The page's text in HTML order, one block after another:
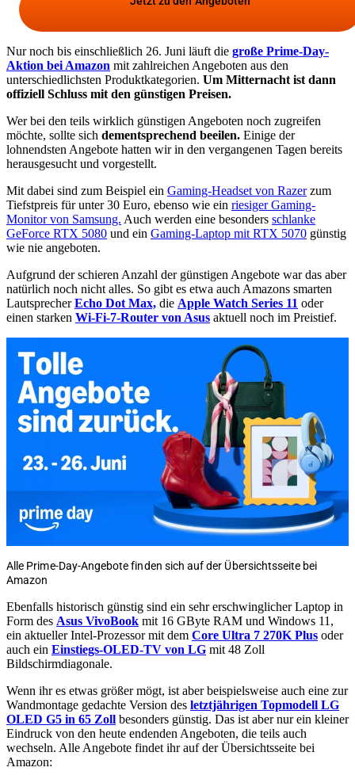
Nur noch bis einschließlich 26. Juni läuft die große Prime-Day-
Aktion bei Amazon mit zahlreichen Angeboten aus den
unterschiedlichsten Produktkategorien. Um Mitternacht ist dann
offiziell Schluss mit den günstigen Preisen.
Wer bei den teils wirklich günstigen Angeboten noch zugreifen
möchte, sollte sich dementsprechend beeilen. Einige der
lohnendsten Angebote hatten wir in den vergangenen Tagen bereits
herausgesucht und vorgestellt.
Mit dabei sind zum Beispiel ein Gaming-Headset von Razerzum
Tiefstpreis für unter 30 Euro, ebenso wie ein riesiger Gaming-
Monitor von Samsung. Auch werden eine besonders schlanke
GeForce RTX 5080 und ein Gaming-Laptop mit RTX 5070 günstig
wie nie angeboten.
Aufgrund der schieren Anzahl der günstigen Angebote war das aber
natürlich noch nicht alles. So gibt es etwa auch Amazons smarten
LautsprecherEcho Dot Max, die Apple Watch Series 11 oder
einen starken Wi-Fi-7-Router von Asus aktuell noch im Preistief.
Alle Prime-Day-Angebote finden sich auf der Übersichtsseite bei
Amazon
Ebenfalls historisch günstig sind ein sehr erschwinglicher Laptop in
Form des Asus VivoBook mit 16 GByte RAM und Windows 11,
ein aktueller Intel-Prozessor mit dem Core Ultra 7 270K Plus oder
auch ein Einstiegs-OLED-TV von LG mit 48 Zoll
Bildschirmdiagonale.
Wenn ihr es etwas größer mögt, ist aber beispielsweise auch eine zur
Wandmontage gedachte Version des letztjährigen Topmodell LG
OLED G5 in 65 Zoll besonders günstig. Das ist aber nur ein kleiner
Eindruck von den heute endenden Angeboten, die teils auch
wechseln. Alle Angebote findet ihr auf der Übersichtsseite bei
Amazon: